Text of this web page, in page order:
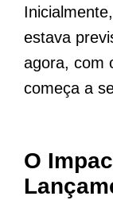
estava
agora, com
começa a
O